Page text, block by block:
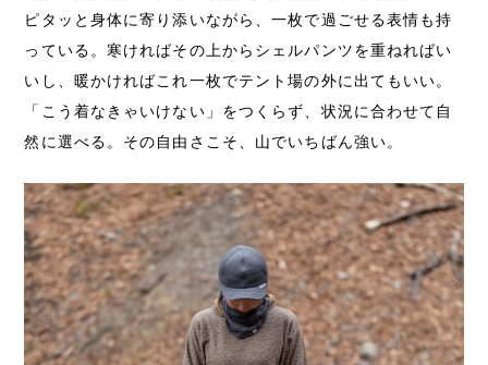
ピタッと身体に寄り添いながら、一枚で過ごせる表情も持
っている。寒ければその上からシェルパンツを重ねればい
いし、暖かければこれ一枚でテント場の外に出てもいい。
「こう着なきゃいけない」をつくらず、状況に合わせて自
然に選べる。その自由さこそ、山でいちばん強い。